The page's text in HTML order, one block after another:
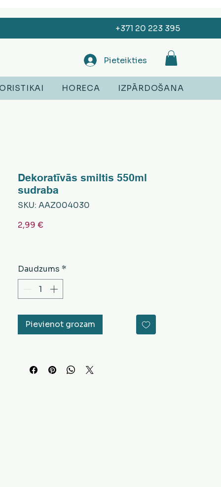
+371 20 223 395
Pieteikties
HORECA IZPĀRDOŠANA
Dekoratīvās smiltis 550ml
sudraba
SKU: AAZ004030
2,99 €
Daudzums *
Pievienot grozam